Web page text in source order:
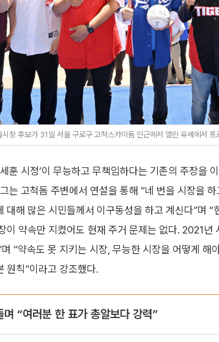
장 후보가 31일 서울 구로구 고척스카이돔 인근에서 열린 유세에서
훈 시정’이 무능하고 무책임하다는 기존의 주장을
는 고척돔 주변에서 연설을 통해 “네 번을 시장을
대해 많은 시민들께서 이구동성을 하고 계신다”며
이 약속만 지켰어도 현재 주거 문제는 없다. 2021
“약속도 못 지키는 시장, 무능한 시장을 어떻게 해
원칙”이라고 강조했다.
“여러분 한 표가 총알보다 강력”